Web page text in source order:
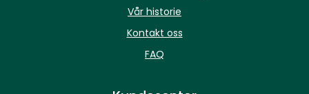
Vår historie
Kontakt oss
FAQ